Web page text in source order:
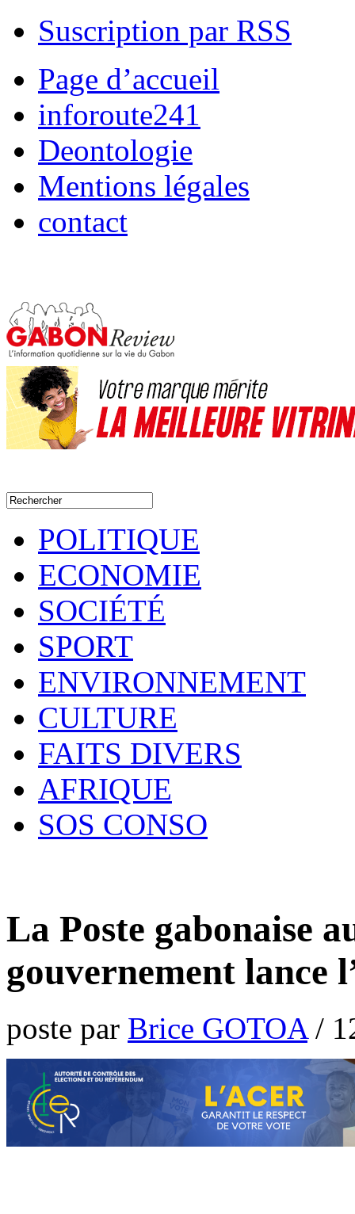
Suscription par RSS
Page d’accueil
inforoute241
Deontologie
Mentions légales
contact
POLITIQUE
ECONOMIE
SOCIÉTÉ
SPORT
ENVIRONNEMENT
CULTURE
FAITS DIVERS
AFRIQUE
SOS CONSO
La Poste gabonaise
gouvernement lance
poste par Brice GOTOA/